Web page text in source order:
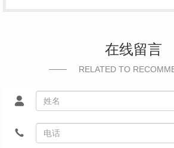
在线留言
RELATED TO